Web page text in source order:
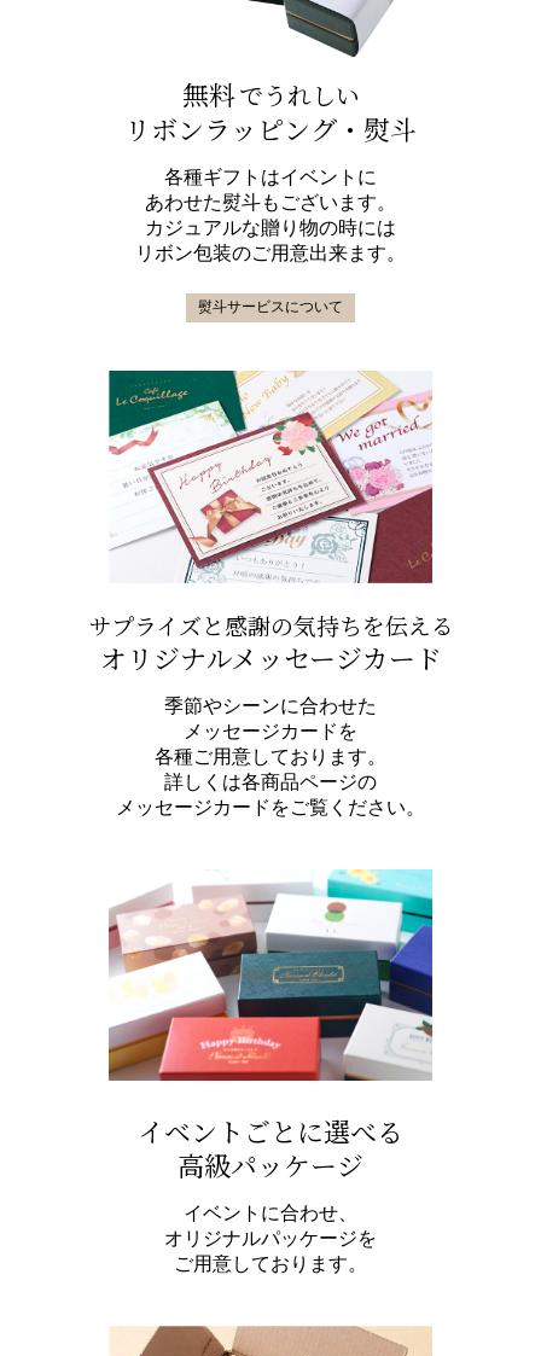
無料でうれしい
リボンラッピング・熨斗
各種ギフトはイベントに
あわせた熨斗もございます。
カジュアルな贈り物の時には
リボン包装のご用意出来ます。
熨斗サービスについて
サプライズと感謝の気持ちを伝える
オリジナルメッセージカード
季節やシーンに合わせた
メッセージカードを
各種ご用意しております。
詳しくは各商品ページの
メッセージカードをご覧ください。
イベントごとに選べる
高級パッケージ
イベントに合わせ、
オリジナルパッケージを
ご用意しております。